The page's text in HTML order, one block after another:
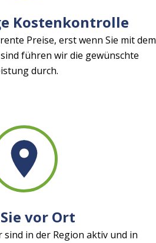
Kostenkontrolle
Preise, erst wenn Sie mit dem
führen wir die gewünschte
durch.
vor Ort
in der Region aktiv und in